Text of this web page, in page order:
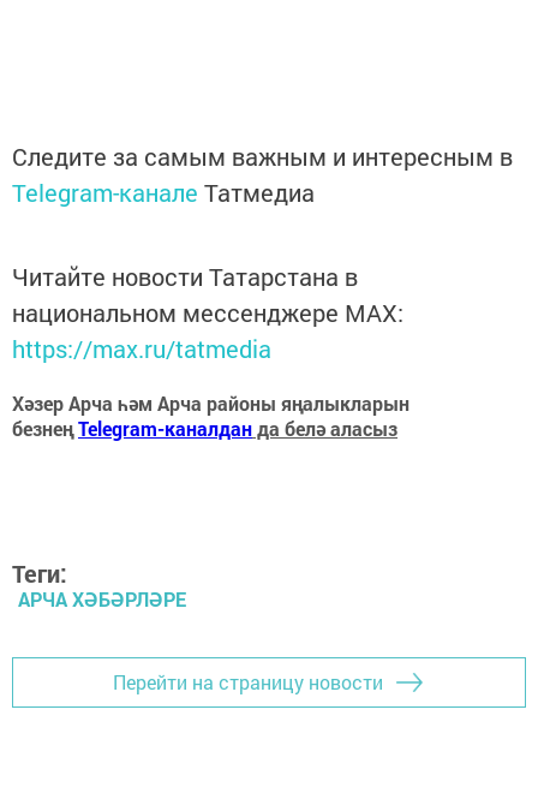
Следите за самым важным и интересным в
Telegram-канале Татмедиа
Читайте новости Татарстана в
национальном мессенджере MАХ:
https://max.ru/tatmedia
Хәзер Арча һәм Арча районы яңалыкларын
безнеңTelegram-каналданда белә аласыз
Теги:
АРЧА ХӘБӘРЛӘРЕ
Перейти на страницу новости